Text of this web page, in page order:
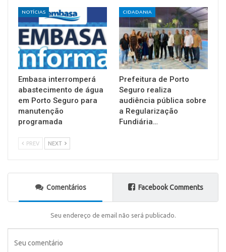
NOTÍCIAS
Embasa interromperá
abastecimento de água
em Porto Seguro para
manutenção
programada
CIDADANIA
Prefeitura de Porto
Seguro realiza
audiência pública sobre
a Regularização
Fundiária…
PREV NEXT
Comentários Facebook Comments
Seu endereço de email não será publicado.